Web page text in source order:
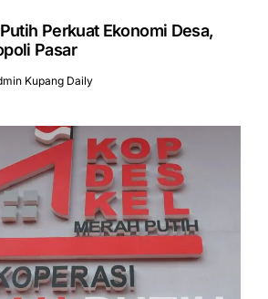
Perkuat Ekonomi Desa,
Pasar
Kupang Daily